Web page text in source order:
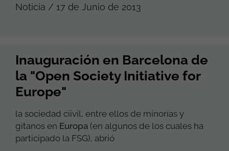
Noticia / 17 de Junio de 2013
Inauguración en Barcelona de
la "Open Society Initiative for
Europe"
la sociedad ciivil, entre ellos de minorías y
gitanos en Europa (en algunos de los cuales ha
participado la FSG), abrió